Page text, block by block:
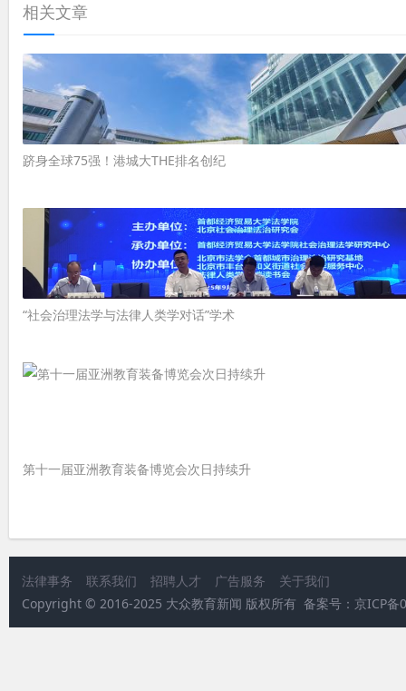
相关文章
跻身全球75强！港城大THE排名创纪
“社会治理法学与法律人类学对话”学术
第十一届亚洲教育装备博览会次日持续升
法律事务 联系我们 招聘人才 广告服务
关于我们
Copyright © 2016-2025 大众教育新闻 版权所有 备案号：京ICP备